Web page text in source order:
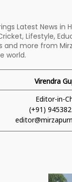
Latest News in
Lifestyle,
and more from
world.
Virendra
Editor-in-
(+91)